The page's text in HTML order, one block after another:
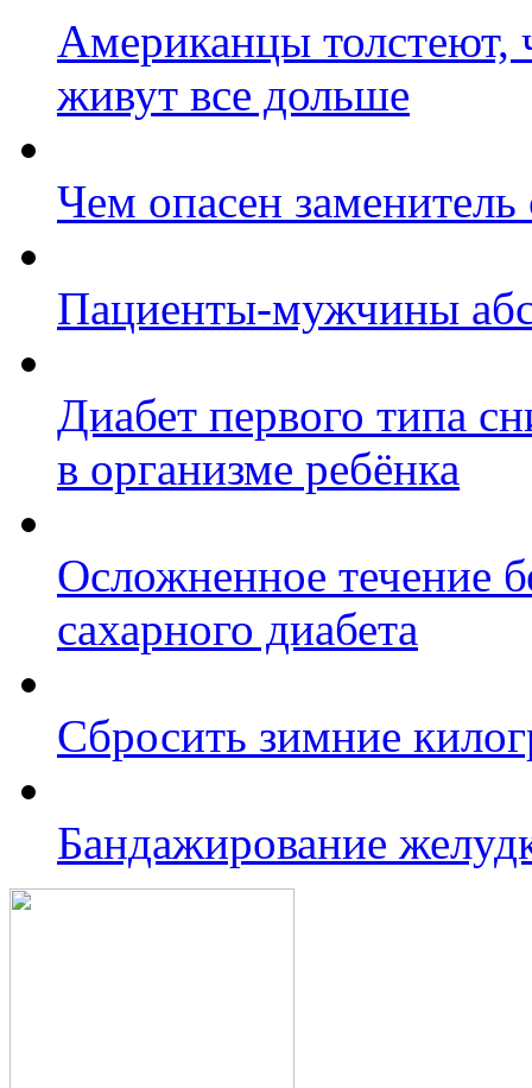
Американцы толстеют,
живут все дольше
Чем опасен заменитель
Пациенты-мужчины
Диабет первого типа
в организме ребёнка
Осложненное течение
сахарного диабета
Сбросить зимние
Бандажирование